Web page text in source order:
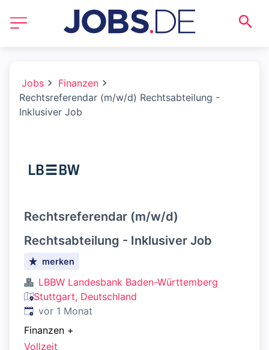
Jobs
Finanzen
Rechtsreferendar (m/w/d) Rechtsabteilung -
Inklusiver Job
Rechtsreferendar (m/w/d)
Rechtsabteilung - Inklusiver Job
merken
LBBW Landesbank Baden-Württemberg
Stuttgart, Deutschland
Veröffentlicht:
vor 1 Monat
Finanzen +
Vollzeit